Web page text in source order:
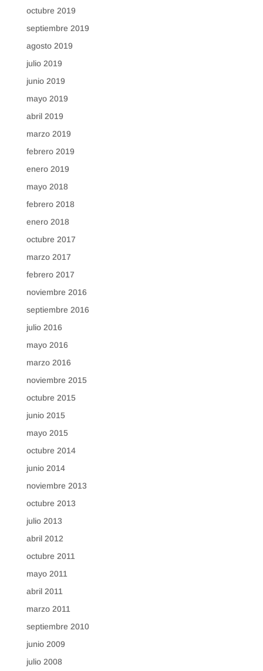
octubre 2019
septiembre 2019
agosto 2019
julio 2019
junio 2019
mayo 2019
abril 2019
marzo 2019
febrero 2019
enero 2019
mayo 2018
febrero 2018
enero 2018
octubre 2017
marzo 2017
febrero 2017
noviembre 2016
septiembre 2016
julio 2016
mayo 2016
marzo 2016
noviembre 2015
octubre 2015
junio 2015
mayo 2015
octubre 2014
junio 2014
noviembre 2013
octubre 2013
julio 2013
abril 2012
octubre 2011
mayo 2011
abril 2011
marzo 2011
septiembre 2010
junio 2009
julio 2008